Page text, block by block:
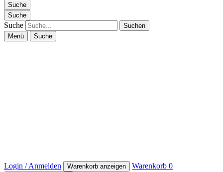
Suche
Suche
Suche
Menü Suche
Login / Anmelden Warenkorb anzeigen Warenkorb 0